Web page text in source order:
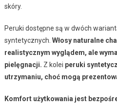
skóry.
Peruki dostępne są w dwóch
syntetycznych. Włosy naturalne
realistycznym wyglądem, ale
pielęgnacji. Z kolei peruki
utrzymaniu, choć mogą
Komfort użytkowania jest